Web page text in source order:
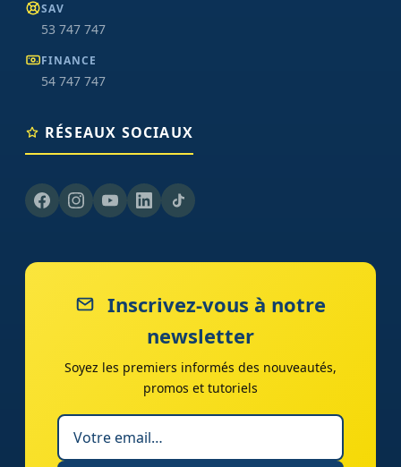
SAV
53 747 747
FINANCE
54 747 747
RÉSEAUX SOCIAUX
Inscrivez-vous à notre
newsletter
Soyez les premiers informés des nouveautés,
promos et tutoriels